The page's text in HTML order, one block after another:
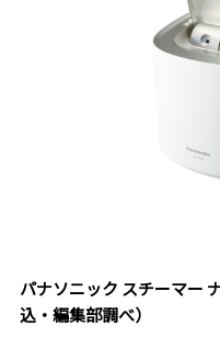
パナソニック スチーマー
込・編集部調べ）